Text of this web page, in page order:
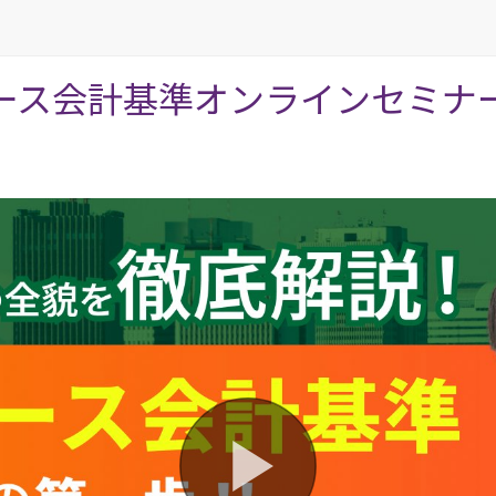
ス会計基準オンラインセミナ